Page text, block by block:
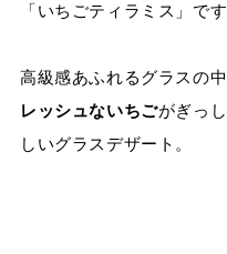
「いちごティラミス」です
高級感あふれるグラスの中
レッシュないちごがぎっ
しいグラスデザート。